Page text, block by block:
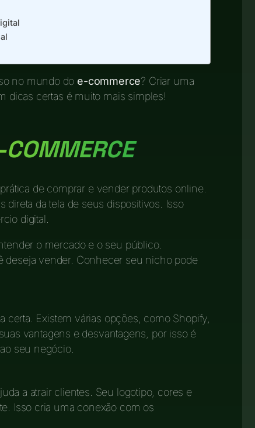
no mundo do e-commerce? Criar uma
dicas certas é muito mais simples!
de comprar e vender produtos online.
direta da tela de seus dispositivos. Isso
digital.
o mercado e o seu público.
deseja vender. Conhecer seu nicho pode
certa. Existem várias opções, como Shopify,
vantagens e desvantagens, por isso é
seu negócio.
a atrair clientes. Seu logotipo, cores e
Isso cria uma conexão com os